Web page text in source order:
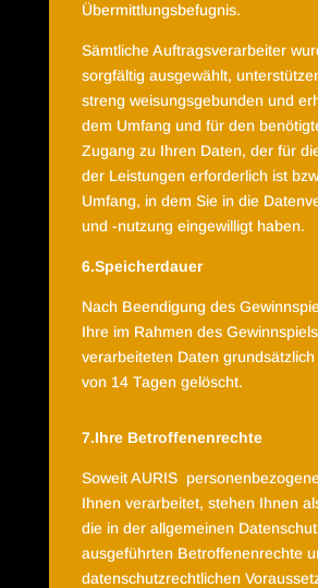
Übermittlungsbefugnis.
Sämtliche Auftragsverarbeiter
sorgfältig ausgewählt,
streng weisungsgebunden und
dem Umfang und für den
Zugang zu Ihren Daten, der für
der Leistungen erforderlich ist
Umfang, in dem Sie in die
und -nutzung eingewilligt haben.
6.Speicherdauer
Nach Beendigung des
Ihre im Rahmen des Gewinnspiels
verarbeiteten Daten
von 14 Tagen gelöscht.
7.Ihre Betroffenenrechte
Soweit AURIS
Ihnen verarbeitet, stehen Ihnen
die in der allgemeinen
ausgeführten Betroffenenrechte
datenschutzrechtlichen